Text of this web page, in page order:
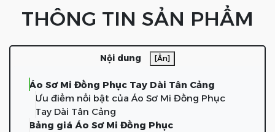
THÔNG TIN SẢN PHẨM
Nội dung [Ẩn]
Áo Sơ Mi Đồng Phục Tay Dài Tân Cảng
Ưu điểm nổi bật của Áo Sơ Mi Đồng Phục
Tay Dài Tân Cảng
Bảng giá Áo Sơ Mi Đồng Phục